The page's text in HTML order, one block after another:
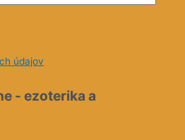
údajov
- ezoterika a